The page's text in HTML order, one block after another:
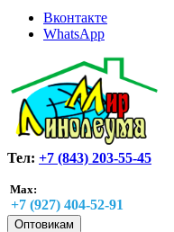
Вконтакте
WhatsApp
Тел: +7 (843) 203-55-45
Max:
+7 (927) 404-52-91
Оптовикам